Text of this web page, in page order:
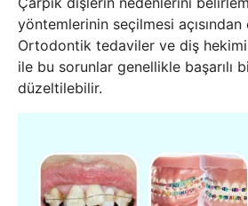
yöntemlerinin seçilmesi açısından
Ortodontik tedaviler ve diş
ile bu sorunlar genellikle başarılı
düzeltilebilir.